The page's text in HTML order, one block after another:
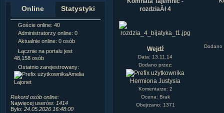
Online Statystyki
Goście online: 40
Administratorzy online: 0
Aktualnie online: 0 osób
Łącznie na portalu jest
48,158 osób
Ostatnio zarejestrowany:
Amelia
Lajonet
Rekord osób online:
Najwięcej userów: 1414
Było: 24.05.2026 16:48:00
Napisanych artykułów:
Dodanych newsów:10,564
Tematów na forum:3,921
Postów na forum:319,637
Komentarzy do materiałów:
Rozdanych pochwał: 3,327
Wlepionych ostrzeżeń:4,170
rozdziaÂł 4
Wejdź
Data: 13.11.14
Dodano przez:
Hermiona Justysia
Komentarze: 2
Ocena: Brak
Obejrzano: 1371